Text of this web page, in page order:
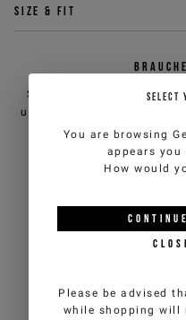
Size & fit
Sie können den
unter
SELECT
You are browsing
appears you
How would
Please be advised
while shopping will